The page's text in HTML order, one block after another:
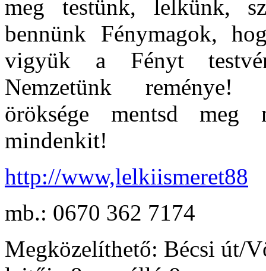
meg testünk, lelkünk,
bennünk Fénymagok,
vigyük a Fényt
Nemzetünk
öröksége mentsd meg
mindenkit!
http://www,lelkiismeret88
mb.: 0670 362 7174
Megközelíthető: Bécsi út/